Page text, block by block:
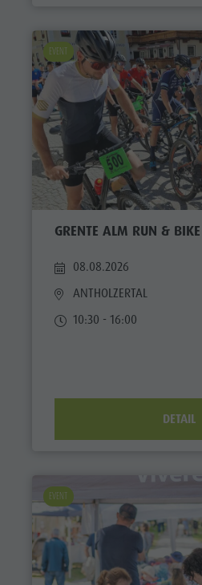
EVENT
GRENTE ALM RUN & BIKE
08.08.2026
ANTHOLZERTAL
10:30 - 16:00
DETAIL
EVENT